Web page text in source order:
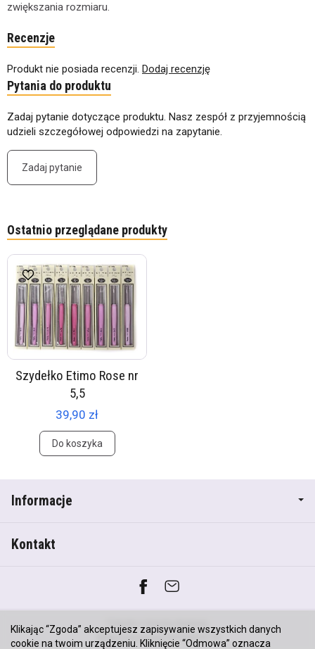
zwiększania rozmiaru.
Recenzje
Produkt nie posiada recenzji. Dodaj recenzję
Pytania do produktu
Zadaj pytanie dotyczące produktu. Nasz zespół z przyjemnością
udzieli szczegółowej odpowiedzi na zapytanie.
Zadaj pytanie
Ostatnio przeglądane produkty
Szydełko Etimo Rose nr
5,5
39,90 zł
Do koszyka
Informacje
Kontakt
*) brutto +
koszty dostawy
Sklep internetowy SOTESHOP AI
Klikając “Zgoda” akceptujesz zapisywanie wszystkich danych
cookie na twoim urządzeniu. Kliknięcie “Odmowa” oznacza